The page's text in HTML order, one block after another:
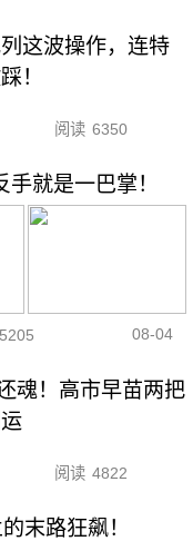
这波操作，连特
！
阅读 6350
就是一巴掌！
5205 08-04
魂！高市早苗两把
阅读 4822
末路狂飙！